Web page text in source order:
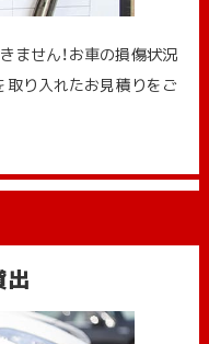
ません！お車の損傷状況
取り入れたお見積りをご
出